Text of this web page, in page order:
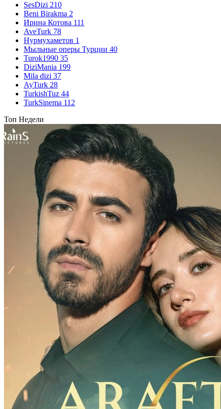
SesDizi 210
Beni Birakma 2
Ирина Котова 111
AveTurk 78
Нурмухаметов 1
Мыльные оперы Турции 40
Turok1990 35
DiziMania 199
Mila dizi 37
AyTurk 28
TurkishTuz 44
TurkSinema 112
Топ Недели